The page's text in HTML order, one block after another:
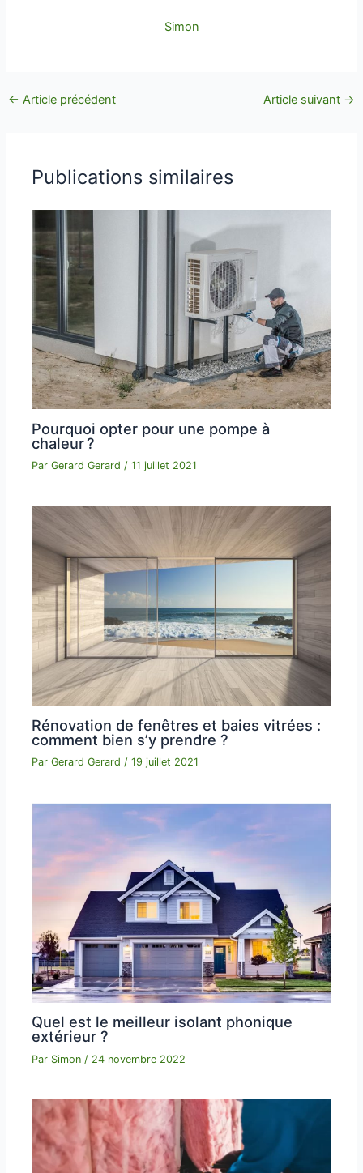
Simon
← Article précédent Article suivant →
Publications similaires
Pourquoi opter pour une pompe à
chaleur ?
ParGerard Gerard/11 juillet 2021
Rénovation de fenêtres et baies vitrées :
comment bien s’y prendre ?
ParGerard Gerard /19 juillet 2021
Quel est le meilleur isolant phonique
extérieur ?
Par Simon / 24 novembre 2022